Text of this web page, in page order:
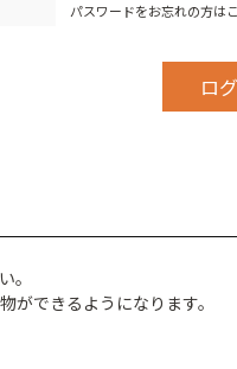
パスワードをお忘れの方は
。
ができるようになります。